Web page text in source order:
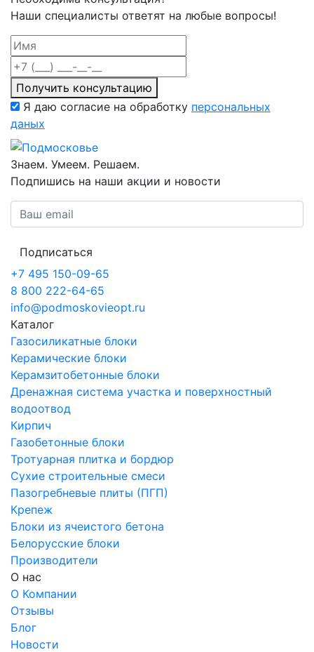
Наши специалисты ответят на любые вопросы!
Получить консультацию
Я даю согласие на обработку персональных
даных
Знаем. Умеем. Решаем.
Подпишись на наши акции и новости
Подписаться
+7 495 150-09-65
8 800 222-64-65
info@podmoskovieopt.ru
Каталог
Газосиликатные блоки
Керамические блоки
Керамзитобетонные блоки
Дренажная система участка и поверхностный
водоотвод
Кирпич
Газобетонные блоки
Тротуарная плитка и бордюр
Сухие строительные смеси
Пазогребневые плиты (ПГП)
Крепеж
Блоки из ячеистого бетона
Белорусские блоки
Производители
О нас
О Компании
Отзывы
Блог
Новости